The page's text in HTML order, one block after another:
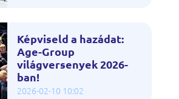
Képviseld a hazádat:
Age-Group
világversenyek 2026-
ban!
2026-02-10 10:02